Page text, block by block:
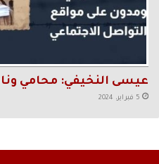
عيسى النخيفي: محامي
5 فبراير، 2024